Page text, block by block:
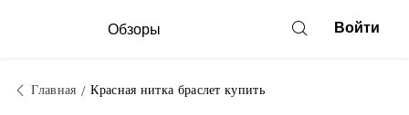
Обзоры Войти
Главная Красная нитка браслет купить